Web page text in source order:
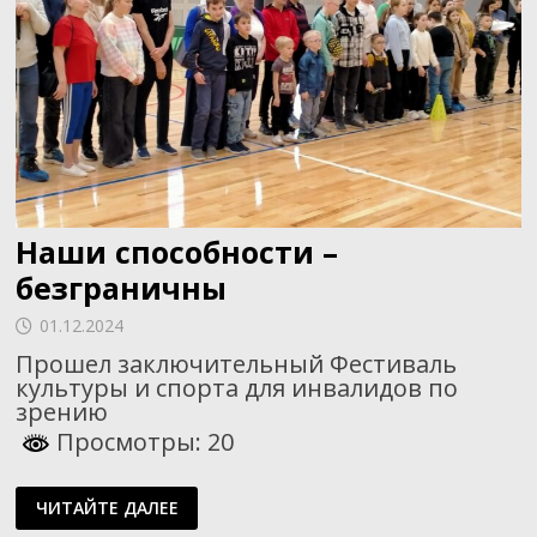
Наши способности –
безграничны
01.12.2024
Прошел заключительный Фестиваль
культуры и спорта для инвалидов по
зрению
Просмотры: 20
НАШИ
СПОСОБНОСТИ
ЧИТАЙТЕ ДАЛЕЕ